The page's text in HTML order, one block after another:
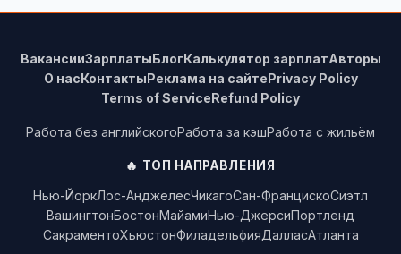
ВакансииЗарплатыБлогКалькулятор зарплатАвторы
О насКонтактыРеклама на сайтеPrivacy Policy
Terms of ServiceRefund Policy
Работа без английскогоРабота за кэшРабота с жильём
🔥 ТОП НАПРАВЛЕНИЯ
Нью-ЙоркЛос-АнджелесЧикагоСан-ФранцискоСиэтл
ВашингтонБостонМайамиНью-ДжерсиПортленд
СакраментоХьюстонФиладельфияДалласАтланта